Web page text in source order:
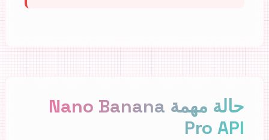
حالة مهمة Nano Banana
Pro API